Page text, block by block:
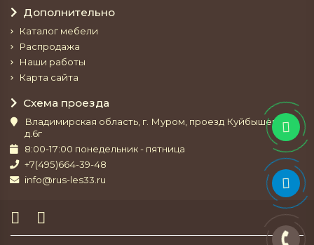
Дополнительно
Каталог мебели
Распродажа
Наши работы
Карта сайта
Схема проезда
Владимирская область, г. Муром, проезд Куйбышева,
д.6г
8:00-17:00 понедельник - пятница
+7(495)664-39-48
info@rus-les33.ru